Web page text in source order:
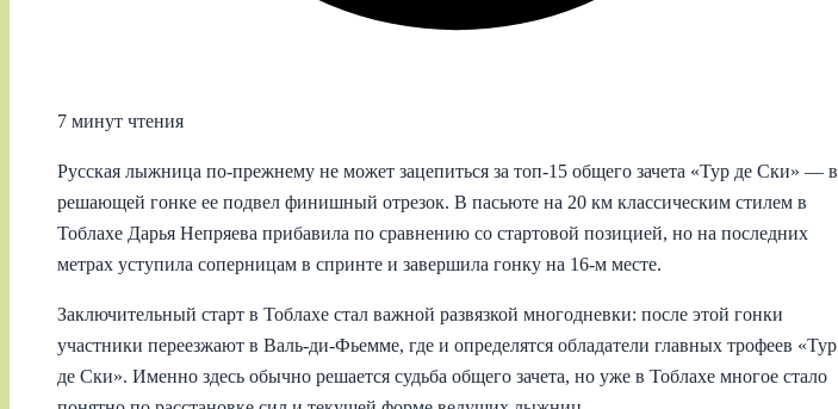
7 минут чтения
Русская лыжница по‑прежнему не может зацепиться за топ-15 общего зачета «Тур де Ски» — в
решающей гонке ее подвел финишный отрезок. В пасьюте на 20 км классическим стилем в
Тоблахе Дарья Непряева прибавила по сравнению со стартовой позицией, но на последних
метрах уступила соперницам в спринте и завершила гонку на 16-м месте.
Заключительный старт в Тоблахе стал важной развязкой многодневки: после этой гонки
участники переезжают в Валь-ди-Фьемме, где и определятся обладатели главных трофеев «Тур
де Ски». Именно здесь обычно решается судьба общего зачета, но уже в Тоблахе многое стало